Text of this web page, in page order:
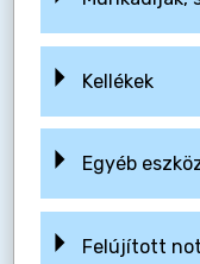
Kellékek
Egyéb
Felújított